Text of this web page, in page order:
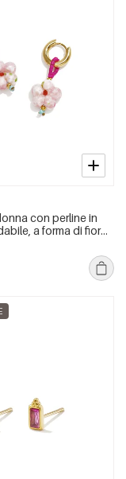
con perline in
a forma di fiore,
della serie Cute.